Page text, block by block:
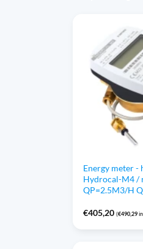
Energy meter -
Hydrocal-M4 /
QP=2.5M3/H
€405,20 (€490,29